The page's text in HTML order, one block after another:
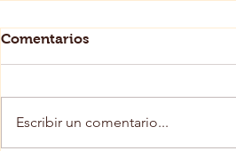
Comentarios
Escribir un comentario...